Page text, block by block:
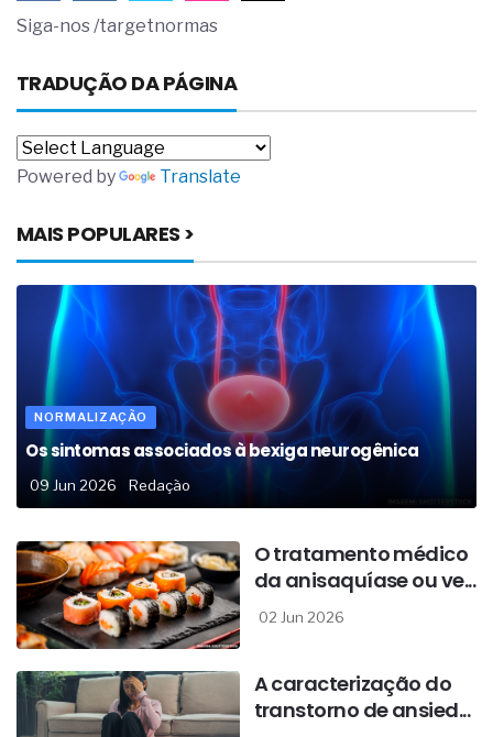
Siga-nos /targetnormas
TRADUÇÃO DA PÁGINA
Powered by Translate
MAIS POPULARES >
NORMALIZAÇÃO
Os sintomas associados à bexiga neurogênica
09 Jun 2026 Redação
O tratamento médico
da anisaquíase ou ve...
02 Jun 2026
A caracterização do
transtorno de ansied...